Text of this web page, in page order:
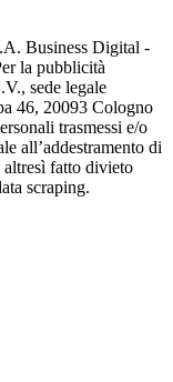
Business Digital -
la pubblicità
sede legale
46, 20093 Cologno
trasmessi e/o
all’addestramento di
fatto divieto
scraping.